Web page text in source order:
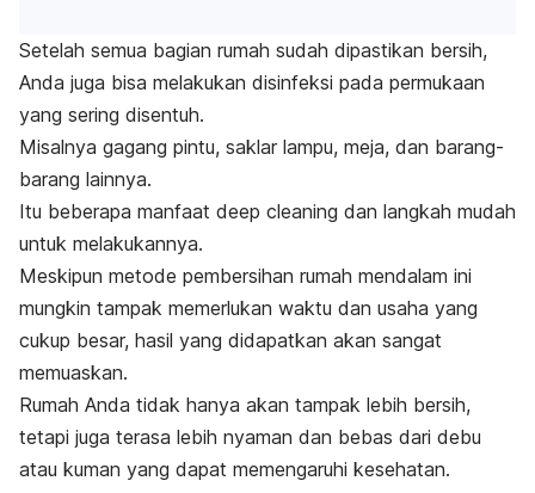
Setelah semua bagian rumah sudah dipastikan bersih,
Anda juga bisa melakukan disinfeksi pada permukaan
yang sering disentuh.
Misalnya gagang pintu, saklar lampu, meja, dan barang-
barang lainnya.
Itu beberapa manfaat deep cleaning dan langkah mudah
untuk melakukannya.
Meskipun metode pembersihan rumah mendalam ini
mungkin tampak memerlukan waktu dan usaha yang
cukup besar, hasil yang didapatkan akan sangat
memuaskan.
Rumah Anda tidak hanya akan tampak lebih bersih,
tetapi juga terasa lebih nyaman dan bebas dari debu
atau kuman yang dapat memengaruhi kesehatan.